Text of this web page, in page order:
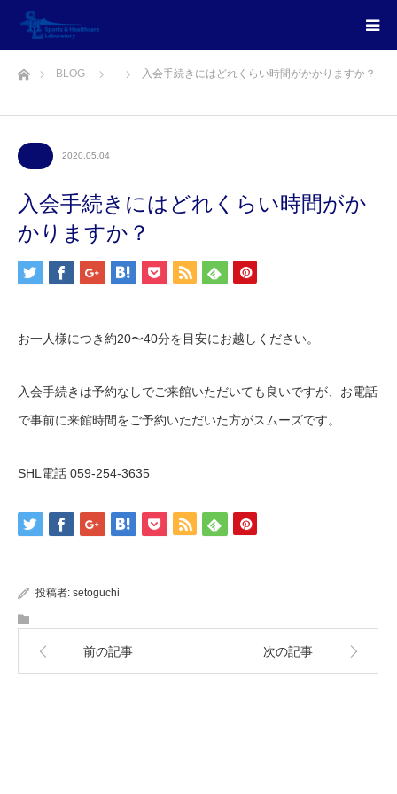
ホームBLOG 入会手続きにはどれくらい時間がかかりますか？
2020.05.04
入会手続きにはどれくらい時間がか
かりますか？
お一人様につき約20〜40分を目安にお越しください。
入会手続きは予約なしでご来館いただいても良いですが、お電話
で事前に来館時間をご予約いただいた方がスムーズです。
SHL電話 059-254-3635
投稿者: setoguchi
前の記事 次の記事